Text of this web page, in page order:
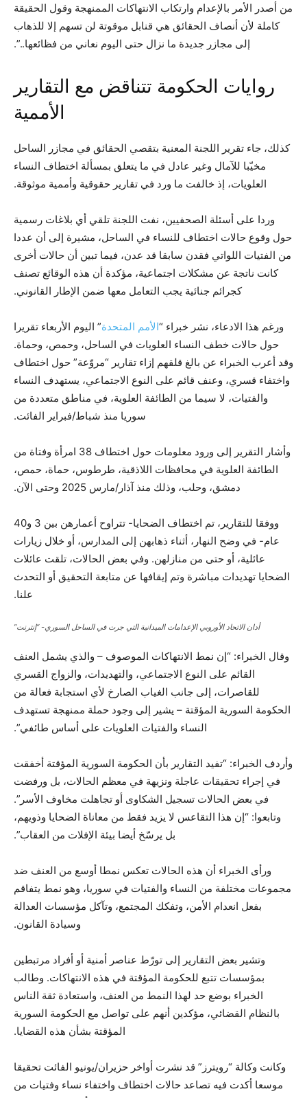
من أصدر الأمر بالإعدام وارتكاب الانتهاكات الممنهجة وقول الحقيقة
كاملة لأن أنصاف الحقائق هي قنابل موقوتة لن تسهم إلا للذهاب
إلى مجازر جديدة ما نزال حتى اليوم نعاني من فظائعها..”.
روايات الحكومة تتناقض مع التقارير
الأممية
كذلك، جاء تقرير اللجنة المعنية بتقصي الحقائق في مجازر الساحل
مخيّبا للآمال وغير عادل في ما يتعلق بمسألة اختطاف النساء
العلويات، إذ خالفت ما ورد في تقارير حقوقية وأممية موثوقة.
وردا على أسئلة الصحفيين، نفت اللجنة تلقي أي بلاغات رسمية
حول وقوع حالات اختطاف للنساء في الساحل، مشيرة إلى أن عددا
من الفتيات اللواتي فقدن سابقا قد عدن، فيما تبين أن حالات أخرى
كانت ناتجة عن مشكلات اجتماعية، مؤكدة أن هذه الوقائع تصنف
كجرائم جنائية يجب التعامل معها ضمن الإطار القانوني.
ورغم هذا الادعاء، نشر خبراء “الأمم المتحدة” اليوم الأربعاء تقريرا
حول حالات خطف النساء العلويات في الساحل، وحمص، وحماة.
وقد أعرب الخبراء عن بالغ قلقهم إزاء تقارير “مروّعة” حول اختطاف
واختفاء قسري، وعنف قائم على النوع الاجتماعي، يستهدف النساء
والفتيات، لا سيما من الطائفة العلوية، في مناطق متعددة من
سوريا منذ شباط/فبراير الفائت.
وأشار التقرير إلى ورود معلومات حول اختطاف 38 امرأة وفتاة من
الطائفة العلوية في محافظات اللاذقية، طرطوس، حماة، حمص،
دمشق، وحلب، وذلك منذ آذار/مارس 2025 وحتى الآن.
ووفقا للتقارير، تم اختطاف الضحايا- تتراوح أعمارهن بين 3 و40
عام- في وضح النهار، أثناء ذهابهن إلى المدارس، أو خلال زيارات
عائلية، أو حتى من منازلهن. وفي بعض الحالات، تلقت عائلات
الضحايا تهديدات مباشرة وتم إيقافها عن متابعة التحقيق أو التحدث
علنا.
أدان الاتحاد الأوروبي الإعدامات الميدانية التي جرت في الساحل السوري- “إنترنت”
وقال الخبراء: “إن نمط الانتهاكات الموصوف – والذي يشمل العنف
القائم على النوع الاجتماعي، والتهديدات، والزواج القسري
للقاصرات، إلى جانب الغياب الصارخ لأي استجابة فعالة من
الحكومة السورية المؤقتة – يشير إلى وجود حملة ممنهجة تستهدف
النساء والفتيات العلويات على أساس طائفي”.
وأردف الخبراء: “تفيد التقارير بأن الحكومة السورية المؤقتة أخفقت
في إجراء تحقيقات عاجلة ونزيهة في معظم الحالات، بل ورفضت
في بعض الحالات تسجيل الشكاوى أو تجاهلت مخاوف الأسر”.
وتابعوا: “إن هذا التقاعس لا يزيد فقط من معاناة الضحايا وذويهم،
بل يرسّخ أيضا بيئة الإفلات من العقاب”.
ورأى الخبراء أن هذه الحالات تعكس نمطا أوسع من العنف ضد
مجموعات مختلفة من النساء والفتيات في سوريا، وهو نمط يتفاقم
بفعل انعدام الأمن، وتفكك المجتمع، وتآكل مؤسسات العدالة
وسيادة القانون.
وتشير بعض التقارير إلى تورّط عناصر أمنية أو أفراد مرتبطين
بمؤسسات تتبع للحكومة المؤقتة في هذه الانتهاكات. وطالب
الخبراء بوضع حد لهذا النمط من العنف، واستعادة ثقة الناس
بالنظام القضائي، مؤكدين أنهم على تواصل مع الحكومة السورية
المؤقتة بشأن هذه القضايا.
وكانت وكالة “رويترز” قد نشرت أواخر حزيران/يونيو الفائت تحقيقا
موسعا أكدت فيه تصاعد حالات اختطاف واختفاء نساء وفتيات من